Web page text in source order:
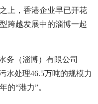
，香港企业早已开花
跨越发展中的淄博一起
（淄博）有限公司
水处理46.5万吨的规模力
的“港力”。